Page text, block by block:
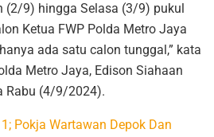
(2/9) hingga Selasa (3/9) pukul
Ketua FWP Polda Metro Jaya
ada satu calon tunggal,” kata
Metro Jaya, Edison Siahaan
Rabu (4/9/2024).
Pokja Wartawan Depok Dan